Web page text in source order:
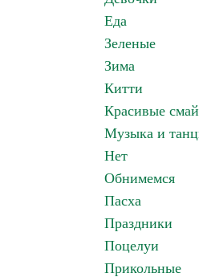
Еда
Зеленые
Зима
Китти
Красивые
Музыка и
Нет
Обнимемся
Пасха
Праздники
Поцелуи
Прикольные